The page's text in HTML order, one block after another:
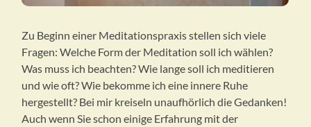
Zu Beginn einer Meditationspraxis stellen sich viele
Fragen: Welche Form der Meditation soll ich wählen?
Was muss ich beachten? Wie lange soll ich meditieren
und wie oft? Wie bekomme ich eine innere Ruhe
hergestellt? Bei mir kreiseln unaufhörlich die Gedanken!
Auch wenn Sie schon einige Erfahrung mit der